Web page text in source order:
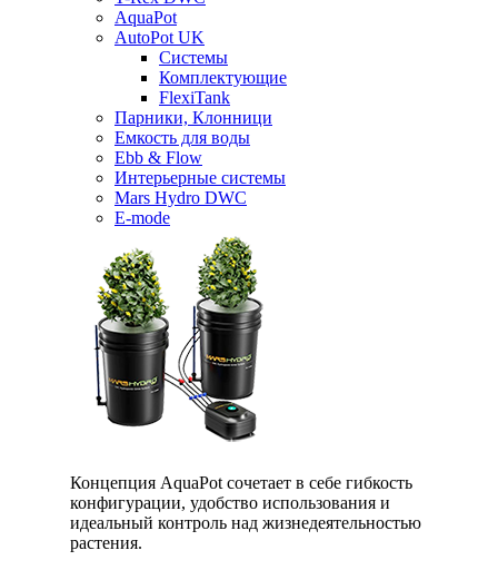
AquaPot
AutoPot UK
Системы
Комплектующие
FlexiTank
Парники, Клонници
Емкость для воды
Ebb & Flow
Интерьерные системы
Mars Hydro DWC
E-mode
Концепция AquaPot сочетает в себе гибкость
конфигурации, удобство использования и
идеальный контроль над жизнедеятельностью
растения.